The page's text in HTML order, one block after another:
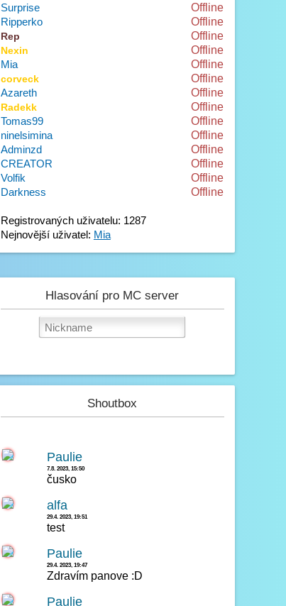
Surprise
Offline
Ripperko
Offline
Rep Offline
Nexin
Offline
Mia
Offline
corveck
Offline
Azareth
Offline
Radekk
Offline
Tomas99
Offline
ninelsimina
Offline
Adminzd
Offline
CREATOR
Offline
Volfik
Offline
Darkness
Offline
Registrovaných uživatelu: 1287
Nejnovější uživatel: Mia
Hlasování pro MC server
Shoutbox
Paulie
7.8. 2023, 15:50
čusko
alfa
29.4. 2023, 19:51
test
Paulie
29.4. 2023, 19:47
Zdravím panove :D
Paulie